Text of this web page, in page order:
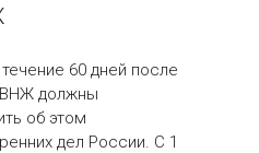
60 дней после
ВНЖ должны
об этом
дел России. С 1